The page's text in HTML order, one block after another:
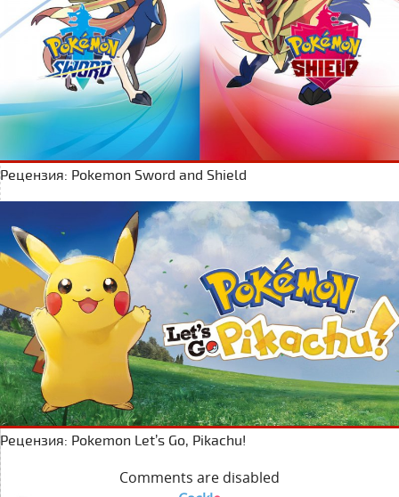
Рецензия: Pokemon Sword and Shield
Рецензия: Pokemon Let’s Go, Pikachu!
Comments are disabled